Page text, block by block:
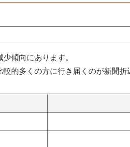
傾向にあります。
的多くの方に行き届くのが新聞折